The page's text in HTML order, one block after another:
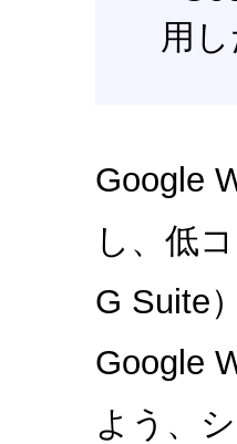
用
Google
し、低
G Suite
Google
よう、